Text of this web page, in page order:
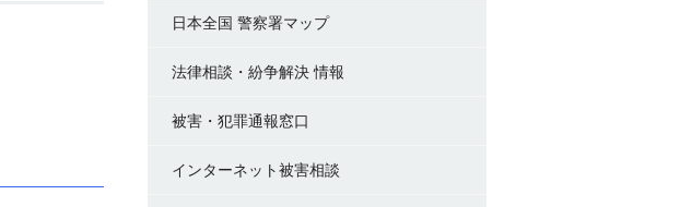
日本全国 警察署マップ
法律相談・紛争解決 情報
被害・犯罪通報窓口
インターネット被害相談